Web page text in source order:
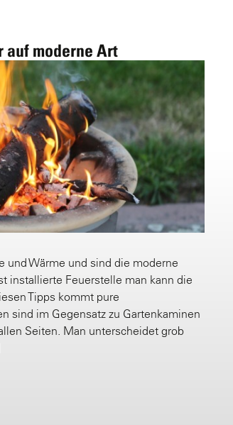
auf moderne Art
und Wärme und sind die moderne
installierte Feuerstelle man kann die
Tipps kommt pure
sind im Gegensatz zu Gartenkaminen
Seiten. Man unterscheidet grob